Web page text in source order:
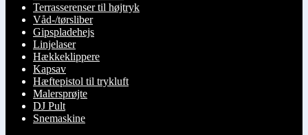
Terrasserenser til højtryk
Våd-/tørsliber
Gipspladehejs
Linjelaser
Hækkeklippere
Kapsav
Hæftepistol til trykluft
Malersprøjte
DJ Pult
Snemaskine